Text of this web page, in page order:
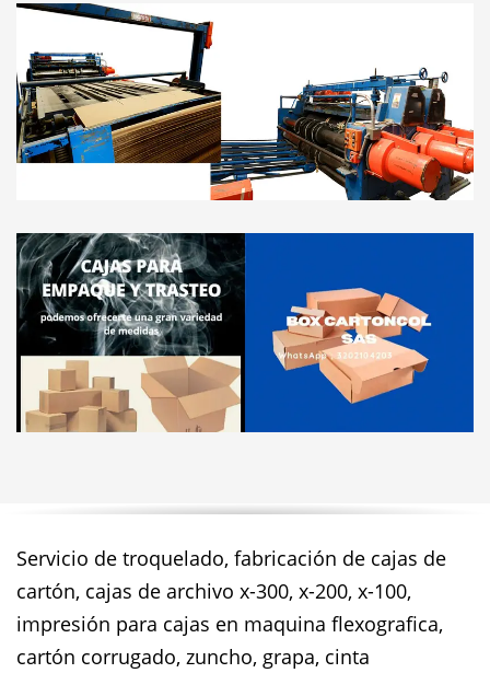
Servicio de troquelado, fabricación de cajas de
cartón, cajas de archivo x-300, x-200, x-100,
impresión para cajas en maquina flexografica,
cartón corrugado, zuncho, grapa, cinta